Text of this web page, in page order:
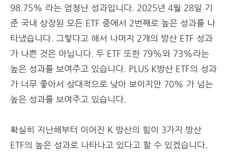
98.75% 라는 엄청난 성과입니다. 2025년 4월 28일 기
준 국내 상장된 모든 ETF 중에서 2번째로 높은 성과를 나
타냈습니다. 그렇다고 해서 나머지 2개의 방산 ETF 성과
가 나쁜 것은 아닙니다. 두 ETF 또한 79%와 73%라는
높은 성과를 보여주고 있습니다. PLUS K방산 ETF의 성과
가 너무 좋아서 상대적으로 낮아 보이지만 70% 가 넘는
높은 성과를 보여주고 있습니다.
확실히 지난해부터 이어진 K 방산의 힘이 3가지 방산
ETF의 높은 성과로 나타나고 있다고 할 수 있겠습니다.